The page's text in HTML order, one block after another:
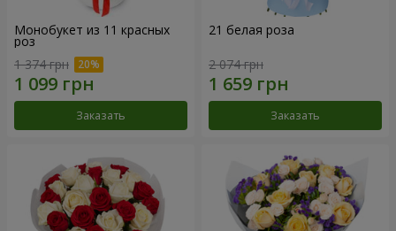
Монобукет из 11 красных
роз
1 374 грн
Заказать
21 белая роза
2 074 грн
Заказать